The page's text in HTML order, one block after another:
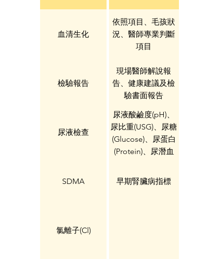
血清生化
依照項目、毛孩狀
況、醫師專業判斷
項目
檢驗報告
現場醫師解說報
告、健康建議及檢
驗書面報告
尿液檢查
尿液酸鹼度(pH)、
尿比重(USG)、尿糖
(Glucose)、尿蛋白
(Protein)、尿潛血
沉渣顯微鏡檢
(Sediment)、尿蛋
SDMA 早期腎臟病指標
氯離子(Cl)